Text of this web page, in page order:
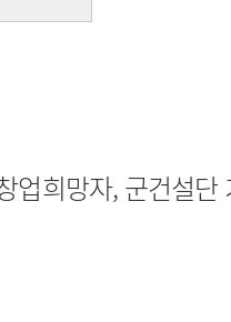
업희망자, 군건설단